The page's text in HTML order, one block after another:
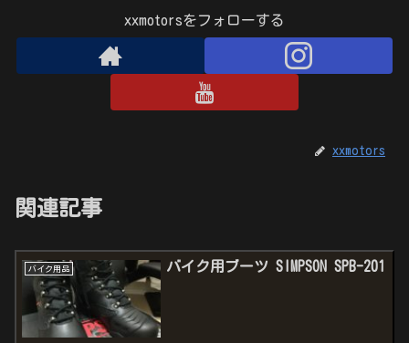
xxmotorsをフォローする
xxmotors
関連記事
バイク用品 バイク用ブーツ SIMPSON SPB-201